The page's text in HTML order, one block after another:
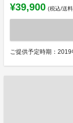
¥39,900 (税込/送
ご提供予定時期：2019